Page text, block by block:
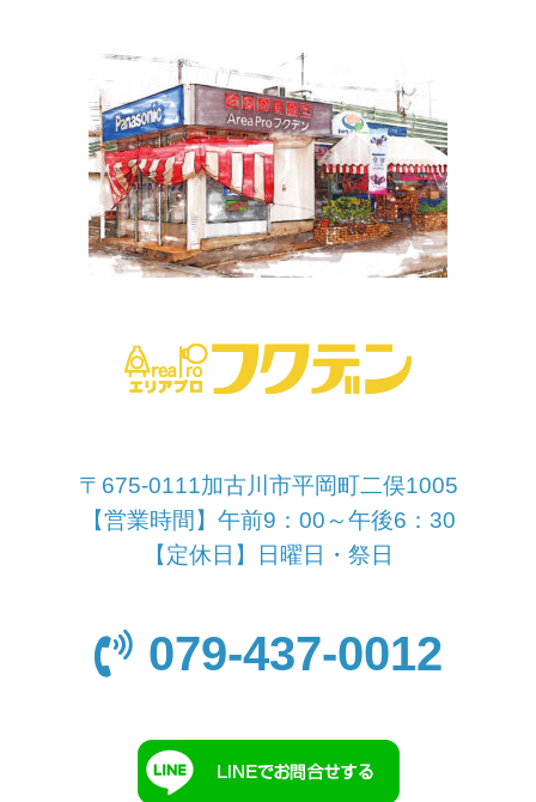
〒675-0111加古川市平岡町二俣1005
【営業時間】午前9：00～午後6：30
【定休日】日曜日・祭日
079-437-0012